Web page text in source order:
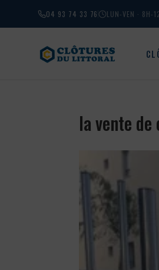
04 93 74 33 76 LUN-VEN · 8H-
la vente